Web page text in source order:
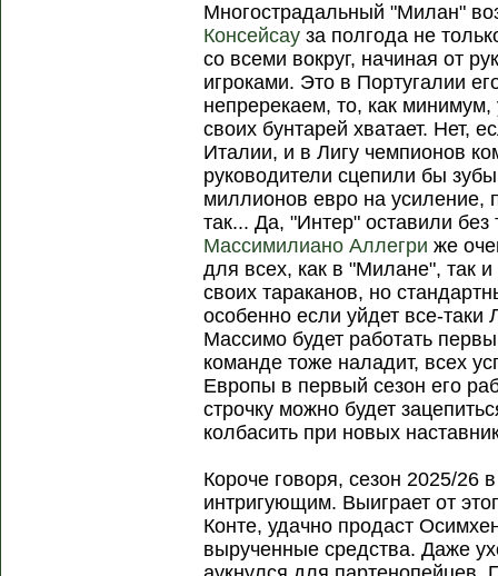
Многострадальный "Милан"
Консейсау за полгода не
со всеми вокруг, начиная от
игроками. Это в Португалии
непререкаем, то, как
своих бунтарей хватает. Нет,
Италии, и в Лигу чемпионов
руководители сцепили бы
миллионов евро на усиление,
так... Да, "Интер" оставили
Массимилиано Аллегри же
для всех, как в "Милане", так
своих тараканов, но
особенно если уйдет все-таки
Массимо будет работать
команде тоже наладит, всех
Европы в первый сезон его
строчку можно будет
колбасить при новых
Короче говоря, сезон 2025/26
интригующим. Выиграет от
Конте, удачно продаст
вырученные средства. Даже